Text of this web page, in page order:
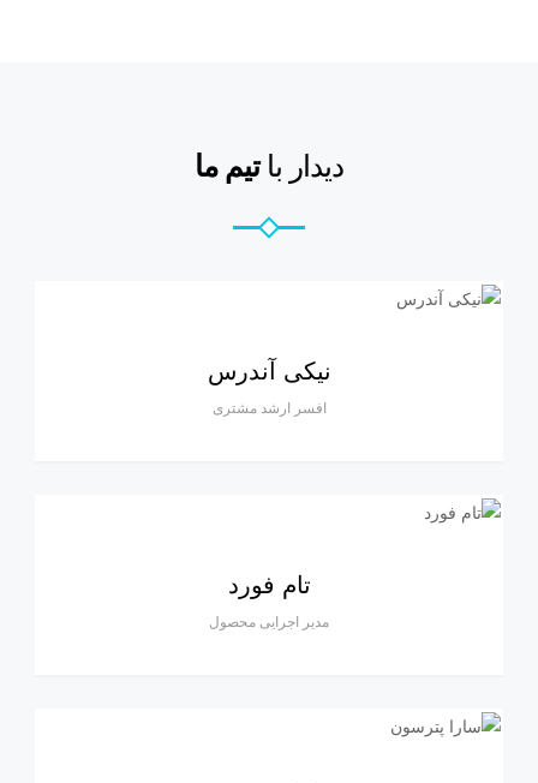
دیدار باتیم ما
نیکی آندرس
افسر ارشد مشتری
تام فورد
مدیر اجرایی محصول